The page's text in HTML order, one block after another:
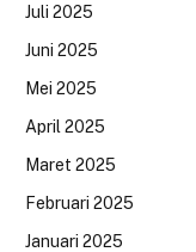
Juli 2025
Juni 2025
Mei 2025
April 2025
Maret 2025
Februari 2025
Januari 2025